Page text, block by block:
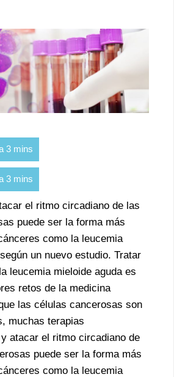
el ritmo circadiano de las
puede ser la forma más
como la leucemia
un nuevo estudio. Tratar
leucemia mieloide aguda es
retos de la medicina
las células cancerosas son
muchas terapias
atacar el ritmo circadiano de
puede ser la forma más
como la leucemia